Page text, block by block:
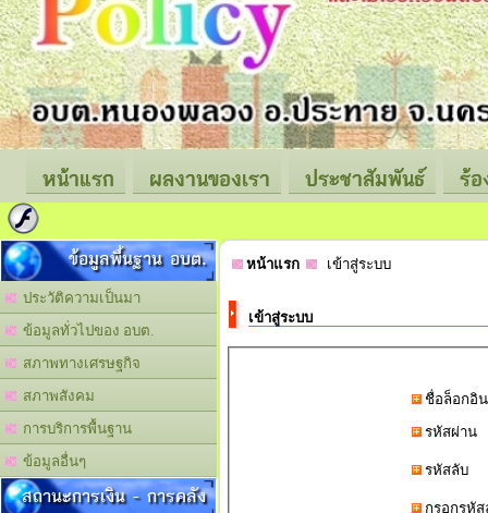
หน้าแรก ผลงานของเรา ประชาสัมพันธ์ ร้
ข้อมูลพื้นฐาน อบต.
ประวัติความเป็นมา
ข้อมูลทั่วไปของ อบต.
สภาพทางเศรษฐกิจ
สภาพสังคม
การบริการพื้นฐาน
ข้อมูลอื่นๆ
สถานะการเงิน - การคลัง
หน้าแรก เข้าสู่ระบบ
เข้าสู่ระบบ
ชื่อล็อกอิน
รหัสผ่าน
รหัสลับ
กรอกรหัส